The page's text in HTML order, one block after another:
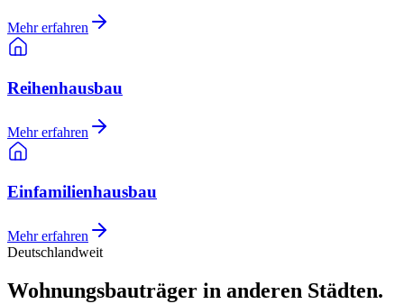
Mehr erfahren
Reihenhausbau
Mehr erfahren
Einfamilienhausbau
Mehr erfahren
Deutschlandweit
Wohnungsbauträger in anderen Städten.